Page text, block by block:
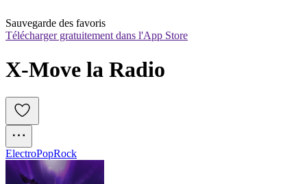
Sauvegarde des favoris
Télécharger gratuitement dans l'App Store
X-Move la Radio
ElectroPopRock